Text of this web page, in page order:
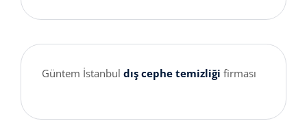
Güntem İstanbul dış cephe temizliği firması